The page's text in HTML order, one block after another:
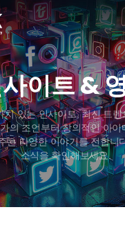
이트 &
치 있는 인사이트, 최신 트
의 조언부터 창의적인 아
는 다양한 이야기를 전합니
소식을 확인해보세요.